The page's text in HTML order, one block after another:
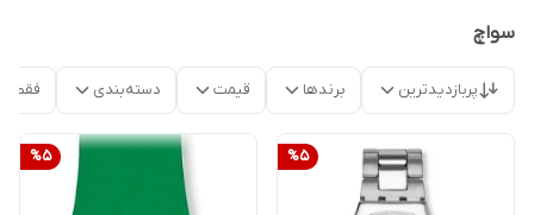
سواچ
پربازدیدترین برندها قیمت دسته‌بندی فقط
%5
%5